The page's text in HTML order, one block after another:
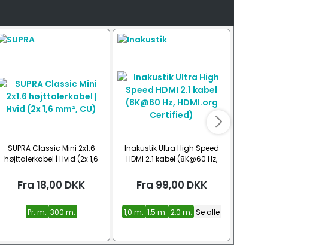
SUPRA Classic Mini 2x1.6
højttalerkabel | Hvid (2x 1,6
Fra 18,00 DKK
Pr. m. 300 m.
Inakustik Ultra High Speed
HDMI 2.1 kabel (8K@60 Hz,
Fra 99,00 DKK
1,0 m. 1,5 m. 2,0 m. Se alle